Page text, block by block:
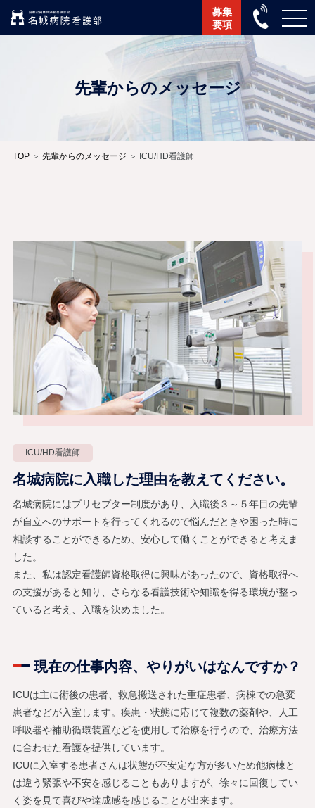
募集
要項
先輩からのメッセージ
TOP＞ 先輩からのメッセージ ＞ ICU/HD看護師
ICU/HD看護師
名城病院に入職した理由を教えてください。
名城病院にはプリセプター制度があり、入職後３～５年目の先輩
が自立へのサポートを行ってくれるので悩んだときや困った時に
相談することができるため、安心して働くことができると考えま
した。
また、私は認定看護師資格取得に興味があったので、資格取得へ
の支援があると知り、さらなる看護技術や知識を得る環境が整っ
ていると考え、入職を決めました。
現在の仕事内容、やりがいはなんですか？
ICUは主に術後の患者、救急搬送された重症患者、病棟での急変
患者などが入室します。疾患・状態に応じて複数の薬剤や、人工
呼吸器や補助循環装置などを使用して治療を行うので、治療方法
に合わせた看護を提供しています。
ICUに入室する患者さんは状態が不安定な方が多いため他病棟と
は違う緊張や不安を感じることもありますが、徐々に回復してい
く姿を見て喜びや達成感を感じることが出来ます。